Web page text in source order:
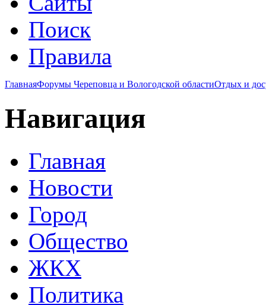
Поиск
Правила
ГлавнаяФорумы Череповца и Вологодской областиОтдых и
Навигация
Главная
Новости
Город
Общество
ЖКХ
Политика